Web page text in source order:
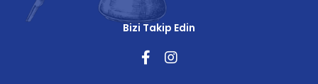
Bizi Takip Edin